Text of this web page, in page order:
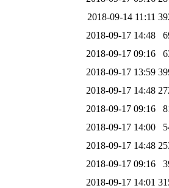
2018-09-14 11:11
2018-09-17 14:48
2018-09-17 09:16
2018-09-17 13:59
2018-09-17 14:48
2018-09-17 09:16
2018-09-17 14:00
2018-09-17 14:48
2018-09-17 09:16
2018-09-17 14:01